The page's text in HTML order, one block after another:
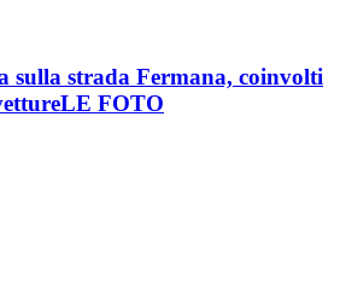
sulla strada Fermana, coinvolti
LE FOTO